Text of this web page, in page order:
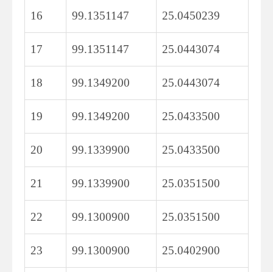
16 99.1351147 25.0450239
17 99.1351147 25.0443074
18 99.1349200 25.0443074
19 99.1349200 25.0433500
20 99.1339900 25.0433500
21 99.1339900 25.0351500
22 99.1300900 25.0351500
23 99.1300900 25.0402900